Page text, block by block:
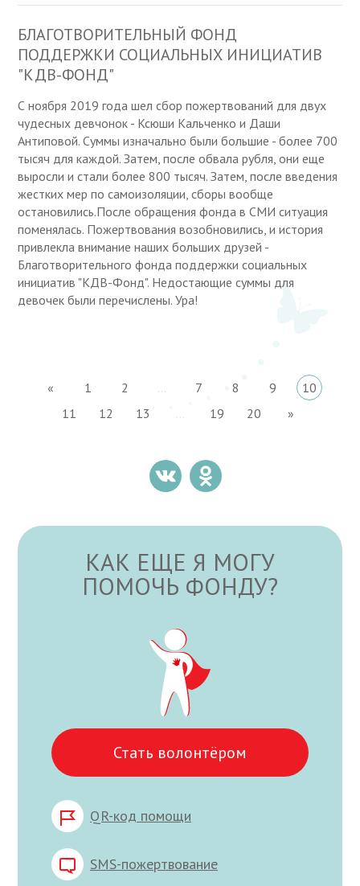
БЛАГОТВОРИТЕЛЬНЫЙ ФОНД
ПОДДЕРЖКИ СОЦИАЛЬНЫХ ИНИЦИАТИВ
"КДВ-ФОНД"
С ноября 2019 года шел сбор пожертвований для двух
чудесных девчонок - Ксюши Кальченко и Даши
Антиповой. Суммы изначально были большие - более 700
тысяч для каждой. Затем, после обвала рубля, они еще
выросли и стали более 800 тысяч. Затем, после введения
жестких мер по самоизоляции, сборы вообще
остановились.После обращения фонда в СМИ ситуация
поменялась. Пожертвования возобновились, и история
привлекла внимание наших больших друзей -
Благотворительного фонда поддержки социальных
инициатив "КДВ-Фонд". Недостающие суммы для
девочек были перечислены. Ура!
« 1 2 ... 7 8 9
10
11
12 13 ... 19 20 »
КАК ЕЩЕ Я МОГУ
ПОМОЧЬ ФОНДУ?
Стать волонтёром
QR-код помощи
SMS-пожертвование